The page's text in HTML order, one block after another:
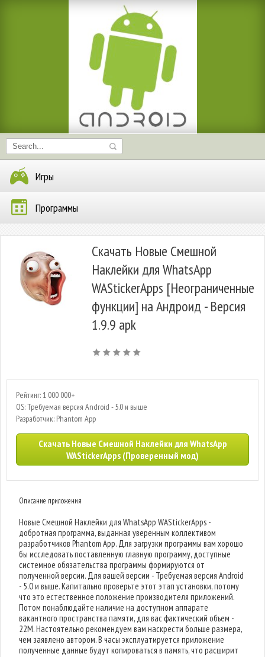
Игры
Программы
Скачать Новые Смешной
Наклейки для WhatsApp
WAStickerApps [Неограниченные
функции] на Андроид - Версия
1.9.9 apk
Рейтинг: 1 000 000+
OS: Требуемая версия Android - 5.0 и выше
Разработчик: Phantom App
Скачать Новые Смешной Наклейки для WhatsApp
WAStickerApps (Проверенный мод)
Описание приложения
Новые Смешной Наклейки для WhatsApp WAStickerApps -
добротная программа, выданная уверенным коллективом
разработчиков Phantom App. Для загрузки программы вам хорошо
бы исследовать поставленную главную программу, доступные
системное обязательства программы формируются от
полученной версии. Для вашей версии - Требуемая версия Android
- 5.0 и выше. Капитально проверьте этот этап установки, потому
что это естественное положение производителя приложений.
Потом понаблюдайте наличие на доступном аппарате
вакантного пространства памяти, для вас фактический объем -
22M. Настоятельно рекомендуем вам наскрести больше размера,
чем заявлено автором. В часы эксплуатируется приложение
полученные данные будут копироваться в память, что расширит